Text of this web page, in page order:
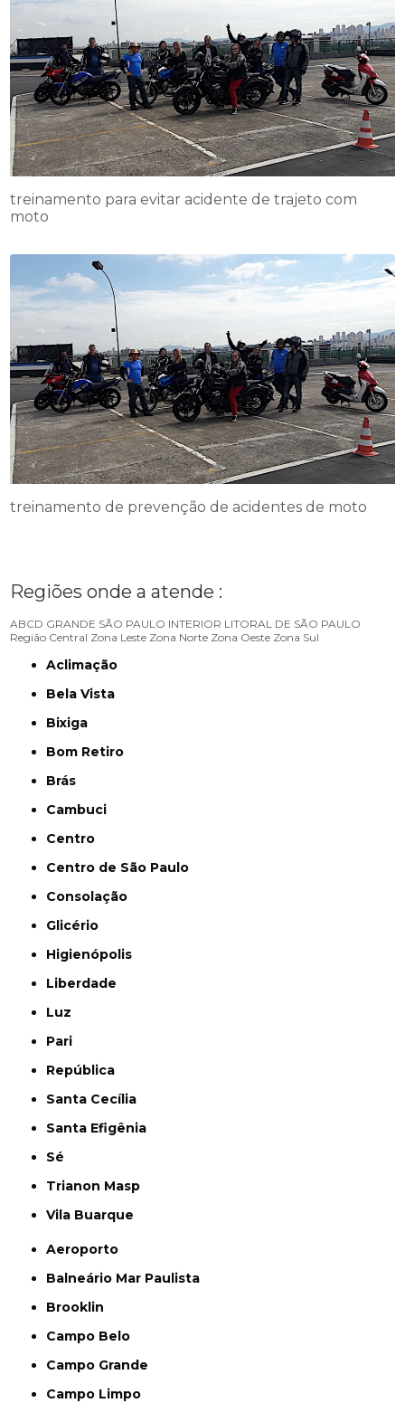
treinamento para evitar acidente de trajeto com
moto
treinamento de prevenção de acidentes de moto
Regiões onde a atende :
ABCD GRANDE SÃO PAULO INTERIOR LITORAL DE SÃO PAULO
Região Central Zona Leste Zona Norte Zona Oeste Zona Sul
Aclimação
Bela Vista
Bixiga
Bom Retiro
Brás
Cambuci
Centro
Centro de São Paulo
Consolação
Glicério
Higienópolis
Liberdade
Luz
Pari
República
Santa Cecília
Santa Efigênia
Sé
Trianon Masp
Vila Buarque
Aeroporto
Balneário Mar Paulista
Brooklin
Campo Belo
Campo Grande
Campo Limpo